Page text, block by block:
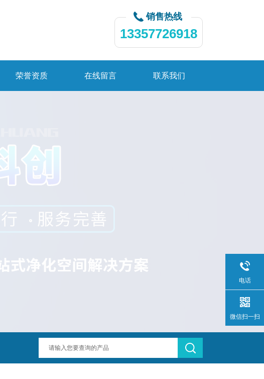
销售热线
13357726918
荣誉资质 在线留言 联系我们
电话
微信扫一扫